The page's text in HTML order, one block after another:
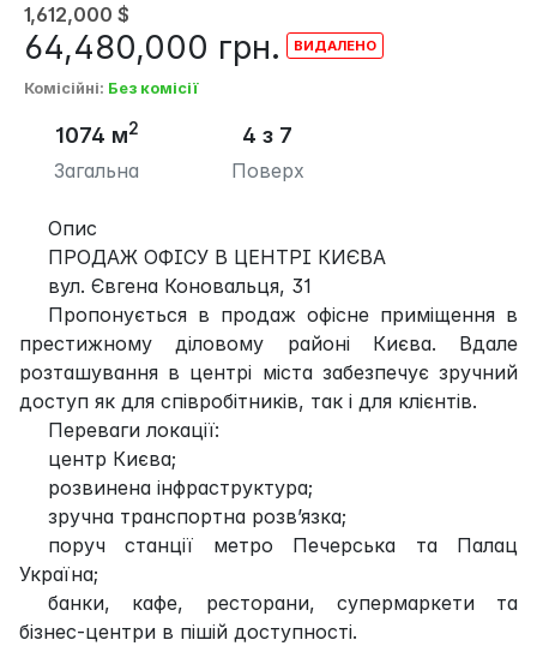
1,612,000 $
64,480,000 грн.
Комісійні: Без комісії
1074 м2
Загальна
4 з 7
Поверх
Опис
ПРОДАЖ ОФІСУ В ЦЕНТРІ КИЄВА
вул. Євгена Коновальця, 31
Пропонується в продаж офісне приміщення в
престижному діловому районі Києва. Вдале
розташування в центрі міста забезпечує зручний
доступ як для співробітників, так і для клієнтів.
Переваги локації:
центр Києва;
розвинена інфраструктура;
зручна транспортна розв’язка;
поруч станції метро Печерська та Палац
Україна;
банки, кафе, ресторани, супермаркети та
бізнес-центри в пішій доступності.